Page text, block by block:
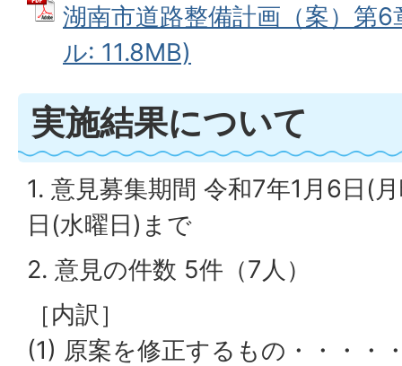
湖南市道路整備計画（案）第
ル: 11.8MB)
実施結果について
1. 意見募集期間 令和7年1月6日(
日(水曜日)まで
2. 意見の件数 5件（7人）
［内訳］
(1) 原案を修正するもの・・・・